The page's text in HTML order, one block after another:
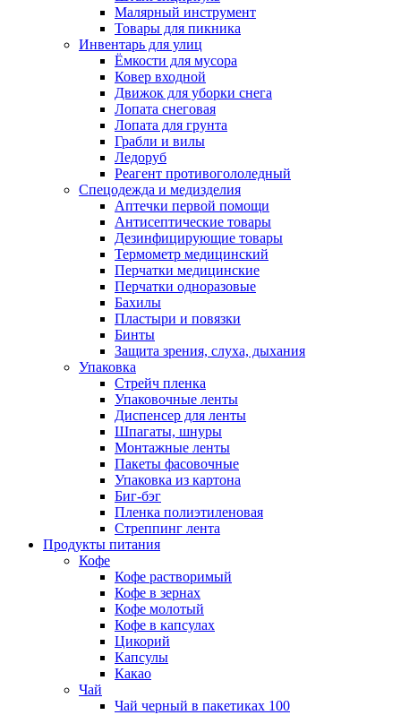
Малярный инструмент
Товары для пикника
Инвентарь для улиц
Ёмкости для мусора
Ковер входной
Движок для уборки снега
Лопата снеговая
Лопата для грунта
Грабли и вилы
Ледоруб
Реагент противогололедный
Спецодежда и медизделия
Аптечки первой помощи
Антисептические товары
Дезинфицирующие товары
Термометр медицинский
Перчатки медицинские
Перчатки одноразовые
Бахилы
Пластыри и повязки
Бинты
Защита зрения, слуха, дыхания
Упаковка
Стрейч пленка
Упаковочные ленты
Диспенсер для ленты
Шпагаты, шнуры
Монтажные ленты
Пакеты фасовочные
Упаковка из картона
Биг-бэг
Пленка полиэтиленовая
Стреппинг лента
Продукты питания
Кофе
Кофе растворимый
Кофе в зернах
Кофе молотый
Кофе в капсулах
Цикорий
Капсулы
Какао
Чай
Чай черный в пакетиках 100